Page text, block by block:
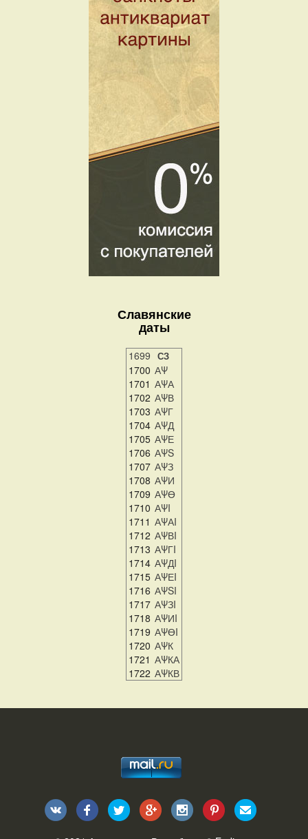
Славянские
даты
1699 СЗ
1700 АΨ
1701 АΨА
1702 АΨВ
1703 АΨГ
1704 АΨД
1705 АΨЕ
1706 АΨS
1707 АΨЗ
1708 АΨИ
1709 АΨӨ
1710 АΨI
1711 АΨАI
1712 АΨВI
1713 АΨГI
1714 АΨДI
1715 АΨЕI
1716 АΨSI
1717 АΨЗI
1718 АΨИI
1719 АΨӨI
1720 АΨК
1721 АΨКА
1722 АΨКВ